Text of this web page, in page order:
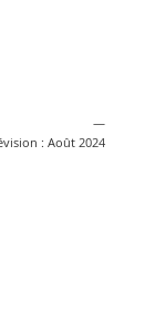
—
: Août 2024